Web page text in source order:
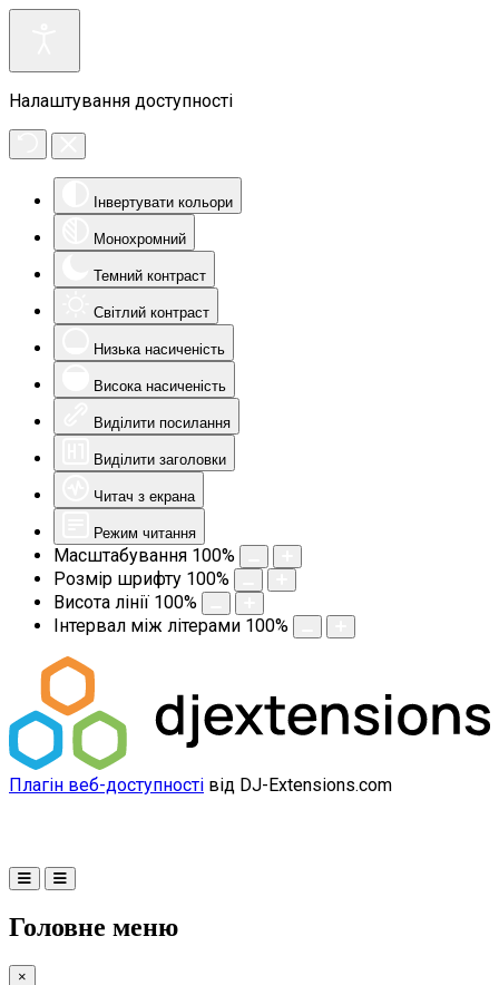
Налаштування доступності
Інвертувати кольори
Монохромний
Темний контраст
Світлий контраст
Низька насиченість
Висока насиченість
Виділити посилання
Виділити заголовки
Читач з екрана
Режим читання
Масштабування 100%
Розмір шрифту 100%
Висота лінії 100%
Інтервал між літерами 100%
Плагін веб-доступності від DJ-Extensions.com
Головне меню
×